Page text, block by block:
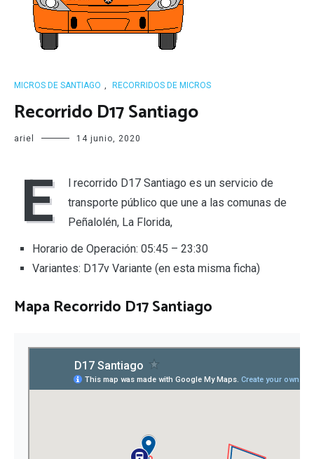
MICROS DE SANTIAGO , RECORRIDOS DE MICROS
Recorrido D17 Santiago
ariel 14 junio, 2020
E
l recorrido D17 Santiago es un servicio de
transporte público que une a las comunas de
Peñalolén, La Florida,
Horario de Operación: 05:45 – 23:30
Variantes: D17v Variante (en esta misma ficha)
Mapa Recorrido D17 Santiago